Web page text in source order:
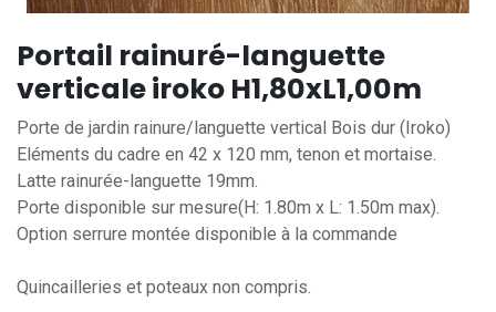
Portail rainuré-languette
verticale iroko H1,80xL1,00m
Porte de jardin rainure/languette vertical Bois dur (Iroko)
Eléments du cadre en 42 x 120 mm, tenon et mortaise.
Latte rainurée-languette 19mm.
Porte disponible sur mesure(H: 1.80m x L: 1.50m max).
Option serrure montée disponible à la commande
Quincailleries et poteaux non compris.